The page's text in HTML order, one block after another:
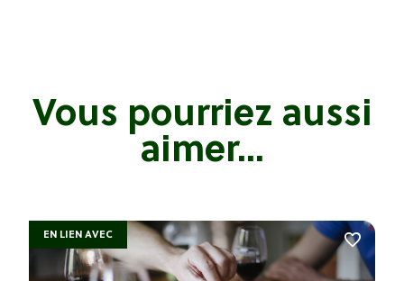
Vous pourriez aussi
aimer...
EN LIEN AVEC